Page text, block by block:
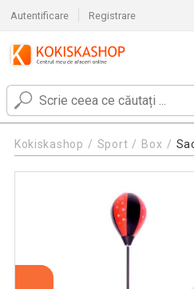
Autentificare Registrare
Kokiskashop Sport Box